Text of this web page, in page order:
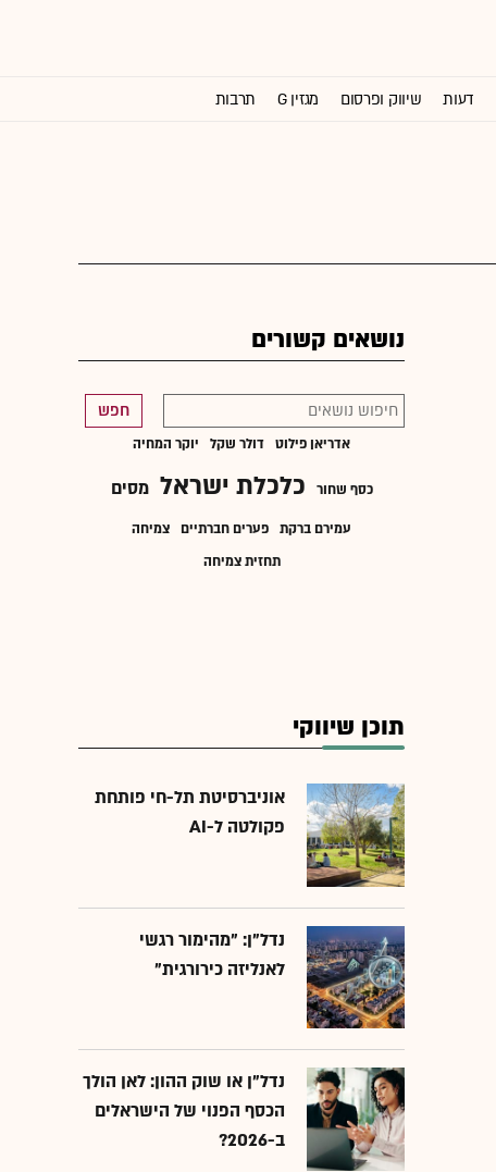
דעות שיווק ופרסום מגזין G תרבות
נושאים קשורים
חפש
אדריאן פילוט דולר שקל יוקר המחיה
כסף שחור כלכלת ישראל מסים
עמירם ברקת פערים חברתיים
צמיחה
תחזית צמיחה
תוכן שיווקי
אוניברסיטת תל-חי פותחת
פקולטה ל-AI
נדל"ן: "מהימור רגשי
לאנליזה כירורגית"
נדל"ן או שוק ההון: לאן הולך
הכסף הפנוי של הישראלים
ב-2026?